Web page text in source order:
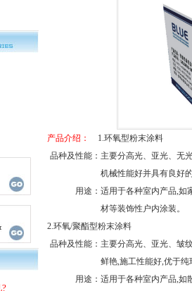
产品介绍：
1.环氧型粉末涂料
品种及性能： 主要分高光、亚光、无
机械性能好并具有良好
用途： 适用于各种室内产品,如
材等装饰性户内涂装。
2.环氧/聚酯型粉末涂料
品种及性能： 主要分高光、亚光、皱
鲜艳,施工性能好,优于
用途： 适用于各种室内产品,如